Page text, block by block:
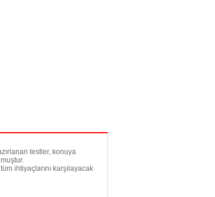
testler, konuya
ihtiyaçlarını karşılayacak